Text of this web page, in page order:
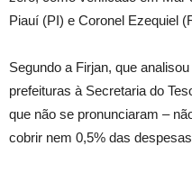
Piauí (PI) e Coronel Ezequiel
Segundo a Firjan, que
prefeituras à Secretaria do
que não se pronunciaram –
cobrir nem 0,5% das